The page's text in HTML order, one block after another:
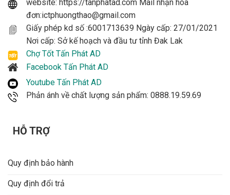
website: https://tanphatad.com Mail nhận hóa
đơn:ictphuongthao@gmail.com
Giấy phép kd số :6001713639 Ngày cấp: 27/01/2021
Nơi cấp: Sở kế hoạch và đầu tư tỉnh Đak Lak
Chợ Tốt Tấn Phát AD
Facebook Tấn Phát AD
Youtube Tấn Phát AD
Phản ánh về chất lượng sản phẩm: 0888.19.59.69
HỖ TRỢ
Quy định bảo hành
Quy định đổi trả